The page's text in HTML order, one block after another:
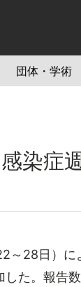
団体・学術
染症
～28日）に
た。報告